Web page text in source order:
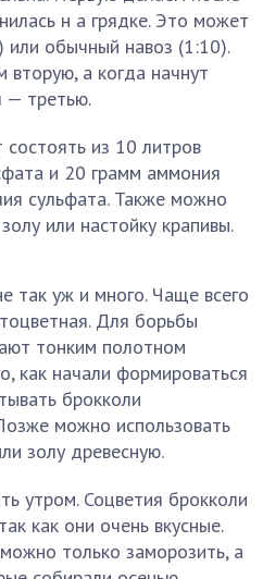
н а грядке. Это может
обычный навоз (1:10).
а когда начнут
— третью.
из 10 литров
и 20 грамм аммония
сульфата. Также можно
или настойку крапивы.
так уж и много. Чаще всего
Для борьбы
тонким полотном
как начали формироваться
брокколи
можно использовать
золу древесную.
утром. Соцветия брокколи
как они очень вкусные.
только заморозить, а